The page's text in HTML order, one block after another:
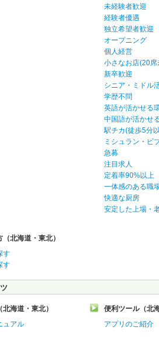
未経験者歓迎
経験者優遇
独立希望者歓迎
オープニング
個人経営
小さなお店(20席
新卒歓迎
シニア・ミドル
学歴不問
英語が活かせる
中国語が活かせ
駅チカ(徒歩5分
ミシュラン・ビ
急募
注目求人
定着率90%以上
一体感のある職
快適な厨房
安定した上場・
北海道・東北）
す
す
海道・東北）
ュアル
便利ツール（北
アプリのご紹介